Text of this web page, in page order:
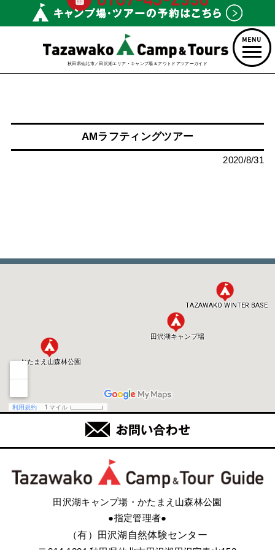
秋田県仙北市／田沢湖エリア・キャンプ場＆アウトドアツアーガイド
AMラフティングツアー
2020/8/31
田沢湖キャンプ場・かたまえ山森林公園
●指定管理者●
（有）田沢湖自然体験センター